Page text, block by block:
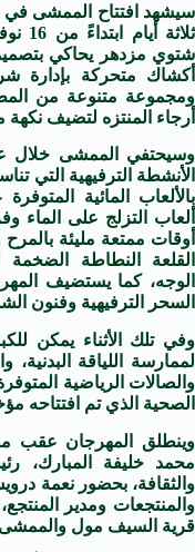
سيشهد افتتاح الممشى في
شتوي مزدهر يحاكي
أكشاك متحركة بإدارة
ومجموعة متنوعة من
أرجاء المنتزه لتضيف نكهة
وسيحتفي الممشى خلال
الأنشطة الترفيهية التي
بالألعاب المائية
ألعاب التزلج على الماء
أوقات ممتعة مليئة
القلعة النطاطة
الوجه، كما يستضيف
السحر الترفيهية وفنون
وفي تلك الأثناء يمكن
لممارسة اللياقة
والصالات الرياضية
الصحية الذي تم افتتاحه
وينطلق المهرجان عقب
محمد خليفة المبارك،
والثقافة، بحضور نعمة
والمنتجعات ومدير
قرية السيف مول